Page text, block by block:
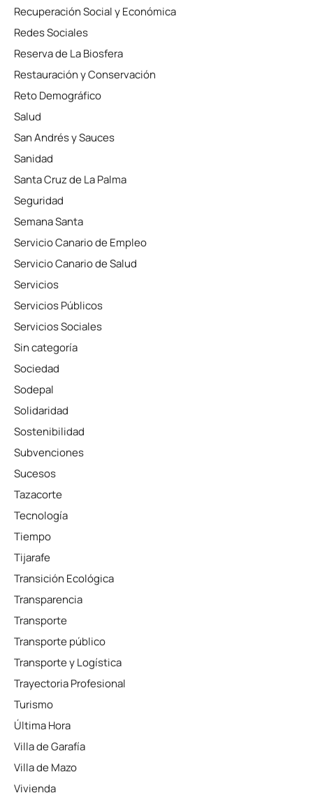
Recuperación Social y Económica
Redes Sociales
Reserva de La Biosfera
Restauración y Conservación
Reto Demográfico
Salud
San Andrés y Sauces
Sanidad
Santa Cruz de La Palma
Seguridad
Semana Santa
Servicio Canario de Empleo
Servicio Canario de Salud
Servicios
Servicios Públicos
Servicios Sociales
Sin categoría
Sociedad
Sodepal
Solidaridad
Sostenibilidad
Subvenciones
Sucesos
Tazacorte
Tecnología
Tiempo
Tijarafe
Transición Ecológica
Transparencia
Transporte
Transporte público
Transporte y Logística
Trayectoria Profesional
Turismo
Última Hora
Villa de Garafía
Villa de Mazo
Vivienda